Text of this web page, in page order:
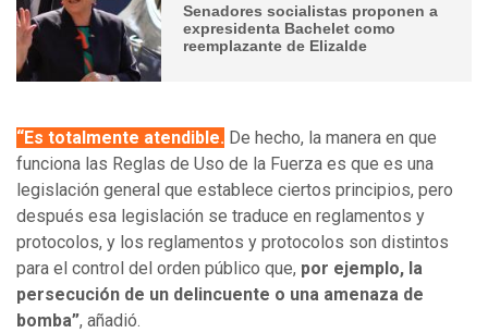
Senadores socialistas proponen a
expresidenta Bachelet como
reemplazante de Elizalde
“Es totalmente atendible. De hecho, la manera en que
funciona las Reglas de Uso de la Fuerza es que es una
legislación general que establece ciertos principios, pero
después esa legislación se traduce en reglamentos y
protocolos, y los reglamentos y protocolos son distintos
para el control del orden público que, por ejemplo, la
persecución de un delincuente o una amenaza de
bomba”, añadió.